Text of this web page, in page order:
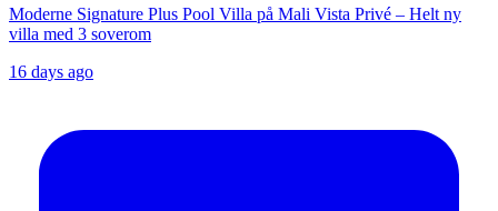
Moderne Signature Plus Pool Villa på Mali Vista Privé – Helt ny
villa med 3 soverom
16 days ago